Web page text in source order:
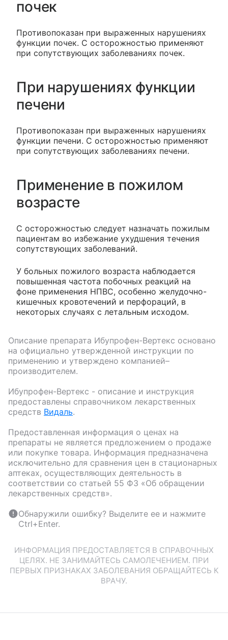
почек
Противопоказан при выраженных нарушениях
функции почек. С осторожностью применяют
при сопутствующих заболеваниях почек.
При нарушениях функции
печени
Противопоказан при выраженных нарушениях
функции печени. С осторожностью применяют
при сопутствующих заболеваниях печени.
Применение в пожилом
возрасте
С осторожностью следует назначать пожилым
пациентам во избежание ухудшения течения
сопутствующих заболеваний.
У больных пожилого возраста наблюдается
повышенная частота побочных реакций на
фоне применения НПВС, особенно желудочно-
кишечных кровотечений и перфораций, в
некоторых случаях с летальным исходом.
Описание препарата Ибупрофен-Вертекс основано
на официально утвержденной инструкции по
применению и утверждено компанией–
производителем.
Ибупрофен-Вертекс - описание и инструкция
предоставлены справочником лекарственных
средств Видаль.
Предоставленная информация о ценах на
препараты не является предложением о продаже
или покупке товара. Информация предназначена
исключительно для сравнения цен в стационарных
аптеках, осуществляющих деятельность в
соответствии со статьей 55 ФЗ «Об обращении
лекарственных средств».
Обнаружили ошибку? Выделите ее и нажмите
Ctrl+Enter.
ИНФОРМАЦИЯ ПРЕДОСТАВЛЯЕТСЯ В СПРАВОЧНЫХ
ЦЕЛЯХ. НЕ ЗАНИМАЙТЕСЬ САМОЛЕЧЕНИЕМ. ПРИ
ПЕРВЫХ ПРИЗНАКАХ ЗАБОЛЕВАНИЯ ОБРАЩАЙТЕСЬ К
ВРАЧУ.